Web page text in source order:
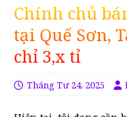
Chính chủ
tại Quế Sơn,
chỉ 3,x tỉ
Tháng Tư 24, 2025